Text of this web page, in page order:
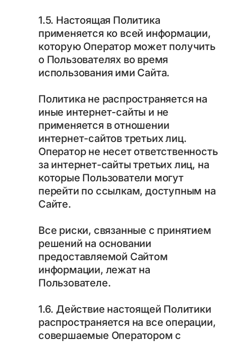
1.5. Настоящая Политика
применяется ко всей информации,
которую Оператор может получить
о Пользователях во время
использования ими Сайта.
Политика не распространяется на
иные интернет-сайты и не
применяется в отношении
интернет-сайтов третьих лиц.
Оператор не несет ответственность
за интернет-сайты третьих лиц, на
которые Пользователи могут
перейти по ссылкам, доступным на
Сайте.
Все риски, связанные с принятием
решений на основании
предоставляемой Сайтом
информации, лежат на
Пользователе.
1.6. Действие настоящей Политики
распространяется на все операции,
совершаемые Оператором с